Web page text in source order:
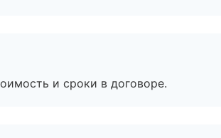
и сроки в договоре.